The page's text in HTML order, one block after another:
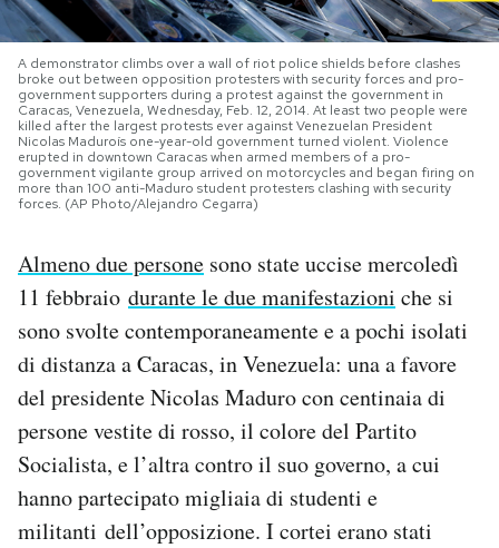
I MIEI PREFERITI
SHOP
CALENDARIO
AREA PERSONALE
Area Personale
Newsletter
Notifiche mobile
Hai bisogno di aiuto?
Esci
A demonstrator climbs over a wall of riot police shields before clashes
broke out between opposition protesters with security forces and pro-
government supporters during a protest against the government in
Caracas, Venezuela, Wednesday, Feb. 12, 2014. At least two people were
killed after the largest protests ever against Venezuelan President
Nicolas Maduroís one-year-old government turned violent. Violence
erupted in downtown Caracas when armed members of a pro-
government vigilante group arrived on motorcycles and began firing on
more than 100 anti-Maduro student protesters clashing with security
forces. (AP Photo/Alejandro Cegarra)
Almeno due persone sono state uccise mercoledì
11 febbraio durante le due manifestazioni che si
sono svolte contemporaneamente e a pochi isolati
di distanza a Caracas, in Venezuela: una a favore
del presidente Nicolas Maduro con centinaia di
persone vestite di rosso, il colore del Partito
Socialista, e l’altra contro il suo governo, a cui
hanno partecipato migliaia di studenti e
militanti dell’opposizione. I cortei erano stati